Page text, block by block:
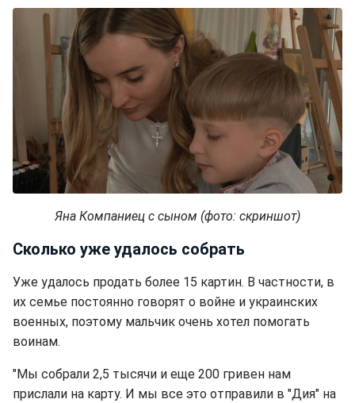
Яна Компаниец с сыном (фото: скриншот)
Сколько уже удалось собрать
Уже удалось продать более 15 картин. В частности, в
их семье постоянно говорят о войне и украинских
военных, поэтому мальчик очень хотел помогать
воинам.
"Мы собрали 2,5 тысячи и еще 200 гривен нам
прислали на карту. И мы все это отправили в "Дия" на